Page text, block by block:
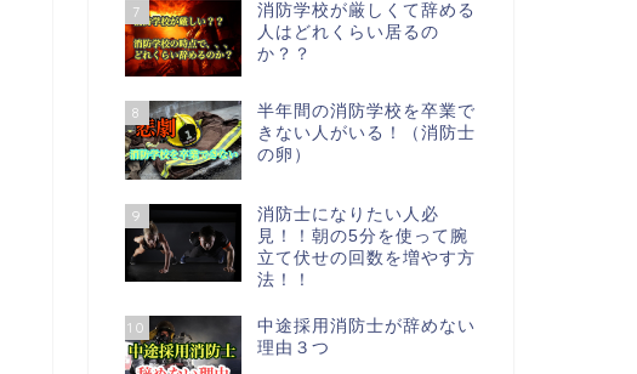
7
消防学校が厳しくて辞める
人はどれくらい居るの
か？？
8
半年間の消防学校を卒業で
きない人がいる！（消防士
の卵）
9
消防士になりたい人必
見！！朝の5分を使って腕
立て伏せの回数を増やす方
法！！
10
中途採用消防士が辞めない
理由３つ